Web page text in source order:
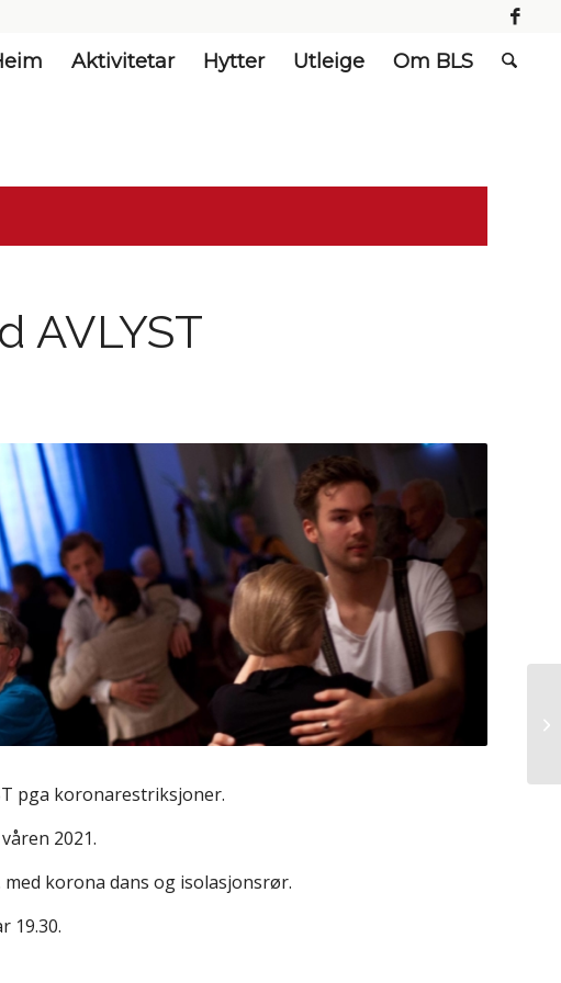
Aktivitetar Hytter Utleige Om BLS
AVLYST
pga koronarestriksjoner.
2021.
korona dans og isolasjonsrør.
19.30.